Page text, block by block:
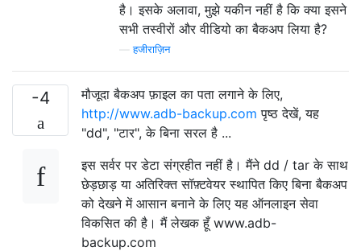
है। इसके अलावा, मुझे यकीन नहीं है कि क्या इसने
सभी तस्वीरों और वीडियो का बैकअप लिया है?
—हजीराज़िन
-4
मौजूदा बैकअप फ़ाइल का पता लगाने के लिए,
http://www.adb-backup.com पृष्ठ देखें, यह
"dd", "टार", के बिना सरल है ...
इस सर्वर पर डेटा संग्रहीत नहीं है। मैंने dd / tar के साथ
छेड़छाड़ या अतिरिक्त सॉफ़्टवेयर स्थापित किए बिना बैकअप
को देखने में आसान बनाने के लिए यह ऑनलाइन सेवा
विकसित की है। मैं लेखक हूँ www.adb-
backup.com